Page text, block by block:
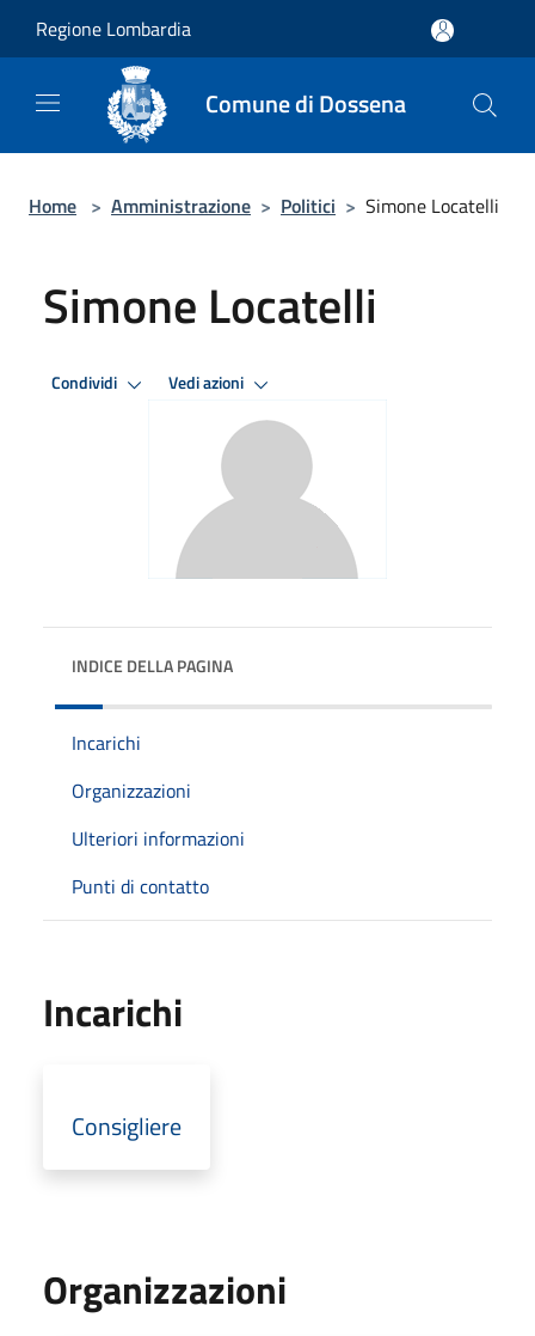
Regione Lombardia
Comune di Dossena
Home > Amministrazione > Politici > Simone Locatelli
Simone Locatelli
Condividi Vedi azioni
INDICE DELLA PAGINA
Incarichi
Organizzazioni
Ulteriori informazioni
Punti di contatto
Incarichi
Consigliere
Organizzazioni